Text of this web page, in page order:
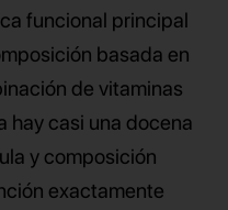
funcional principal
basada en
de vitaminas
hay casi una docena
y composición
exactamente